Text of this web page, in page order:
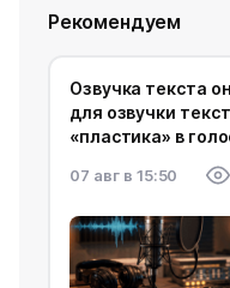
Рекомендуем
Озвучка текста
для озвучки
«пластика» в
07 авг в 15:50